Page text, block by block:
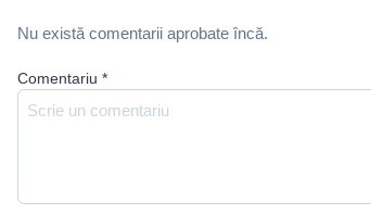
Nu există comentarii aprobate încă.
Comentariu *